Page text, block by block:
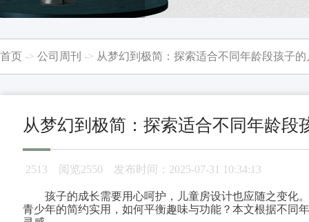
首页 -> 公司周刊 -> 从梦幻到极简：探索适合不同年龄段孩子
从梦幻到极简：探索适合不同年龄段
2513 阅览2550 发布时间：2025-07-31 10:34:13
孩子的成长需要用心呵护，儿童房设计也应随之变化
青少年的简约实用，如何平衡趣味与功能？本文根据不同